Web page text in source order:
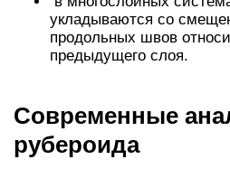
укладываются со
продольных швов
предыдущего слоя.
Современные
рубероида